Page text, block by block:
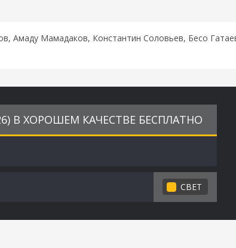
Амаду Мамадаков, Константин Соловьев, Бесо
В ХОРОШЕМ КАЧЕСТВЕ БЕСПЛАТНО
СВЕТ